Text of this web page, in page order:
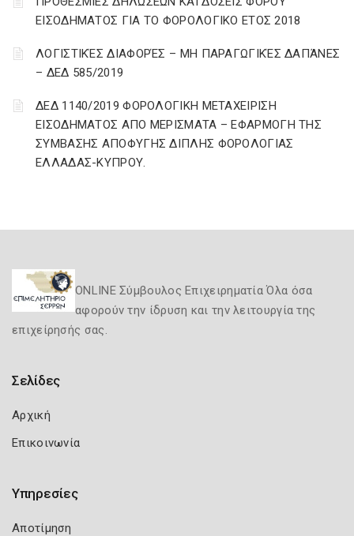
ΕΙΣΟΔΗΜΑΤΟΣ ΓΙΑ ΤΟ ΦΟΡΟΛΟΓΙΚΟ ΕΤΟΣ 2018
ΛΟΓΙΣΤΙΚΈΣ ΔΙΑΦΟΡΈΣ – ΜΗ ΠΑΡΑΓΩΓΙΚΈΣ ΔΑΠΆΝΕΣ
– ΔΕΔ 585/2019
ΔΕΔ 1140/2019 ΦΟΡΟΛΟΓΙΚΗ ΜΕΤΑΧΕΙΡΙΣΗ
ΕΙΣΟΔΗΜΑΤΟΣ ΑΠΟ ΜΕΡΙΣΜΑΤΑ – ΕΦΑΡΜΟΓΗ ΤΗΣ
ΣΥΜΒΑΣΗΣ ΑΠΟΦΥΓΗΣ ΔΙΠΛΗΣ ΦΟΡΟΛΟΓΙΑΣ
ΕΛΛΑΔΑΣ-ΚΥΠΡΟΥ.
ONLINE Σύμβουλος Επιχειρηματία Όλα όσα
αφορούν την ίδρυση και την λειτουργία της
επιχείρησής σας.
Σελίδες
Αρχική
Επικοινωνία
Υπηρεσίες
Αποτίμηση